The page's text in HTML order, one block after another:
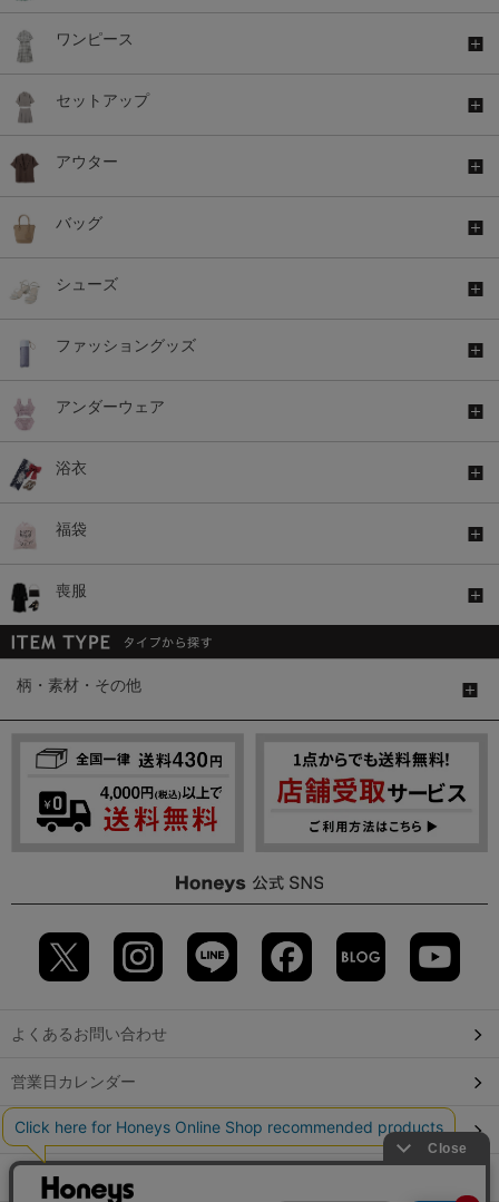
ワンピース
セットアップ
アウター
バッグ
シューズ
ファッショングッズ
アンダーウェア
浴衣
福袋
喪服
柄・素材・その他
よくあるお問い合わせ
営業日カレンダー
店舗検索
GLOBAL GUIDE（海外からご利用のお客様）